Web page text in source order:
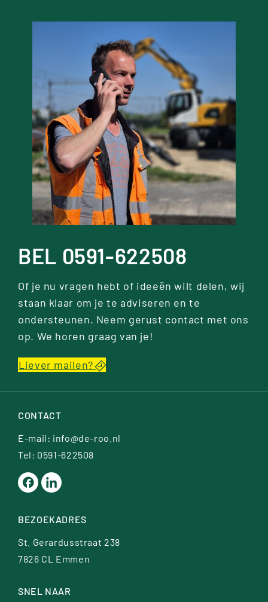
BEL 0591-622508
Of je nu vragen hebt of ideeën wilt delen, wij
staan klaar om je te adviseren en te
ondersteunen. Neem gerust contact met ons
op. We horen graag van je!
Liever mailen?
CONTACT
E-mail: info@de-roo.nl
Tel: 0591-622508
BEZOEKADRES
St. Gerardusstraat 238
7826 CL Emmen
SNEL NAAR